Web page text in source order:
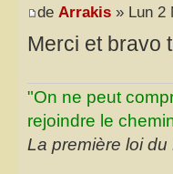
de Arrakis » Lun 2
Merci et bravo
"On ne peut
rejoindre le
La première loi